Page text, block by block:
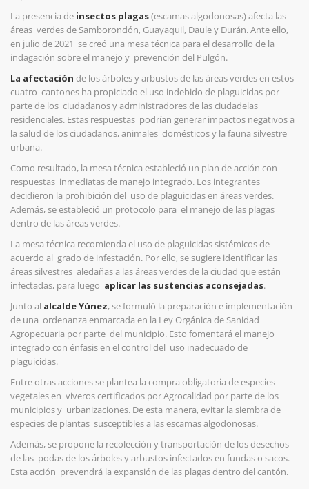
La presencia de insectos plagas(escamas algodonosas) afecta las
áreas verdes de Samborondón, Guayaquil, Daule y Durán. Ante ello,
en julio de 2021 se creó una mesa técnica para el desarrollo de la
indagación sobre el manejo y prevención del Pulgón.
La afectación de los árboles y arbustos de las áreas verdes en estos
cuatro cantones ha propiciado el uso indebido de plaguicidas por
parte de los ciudadanos y administradores de las ciudadelas
residenciales. Estas respuestas podrían generar impactos negativos a
la salud de los ciudadanos, animales domésticos y la fauna silvestre
urbana.
Como resultado, la mesa técnica estableció un plan de acción con
respuestas inmediatas de manejo integrado. Los integrantes
decidieron la prohibición del uso de plaguicidas en áreas verdes.
Además, se estableció un protocolo para el manejo de las plagas
dentro de las áreas verdes.
La mesa técnica recomienda el uso de plaguicidas sistémicos de
acuerdo al grado de infestación. Por ello, se sugiere identificar las
áreas silvestres aledañas a las áreas verdes de la ciudad que están
infectadas, para luego aplicar las sustencias aconsejadas.
Junto al alcalde Yúnez, se formuló la preparación e implementación
de una ordenanza enmarcada en la Ley Orgánica de Sanidad
Agropecuaria por parte del municipio. Esto fomentará el manejo
integrado con énfasis en el control del uso inadecuado de
plaguicidas.
Entre otras acciones se plantea la compra obligatoria de especies
vegetales en viveros certificados por Agrocalidad por parte de los
municipios y urbanizaciones. De esta manera, evitar la siembra de
especies de plantas susceptibles a las escamas algodonosas.
Además, se propone la recolección y transportación de los desechos
de las podas de los árboles y arbustos infectados en fundas o sacos.
Esta acción prevendrá la expansión de las plagas dentro del cantón.